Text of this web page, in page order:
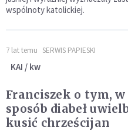
wspólnoty katolickiej.
7 lat temu SERWIS PAPIESKI
KAI / kw
Franciszek o tym,
sposób diabeł
kusić chrześcijan